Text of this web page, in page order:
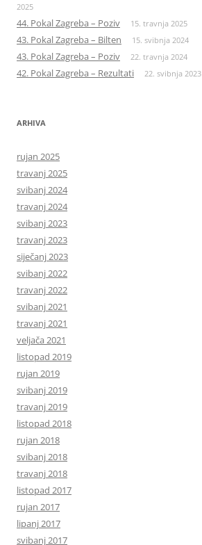
2025
44. Pokal Zagreba – Poziv 15. travnja 2025
43. Pokal Zagreba – Bilten 15. svibnja 2024
43. Pokal Zagreba – Poziv 22. travnja 2024
42. Pokal Zagreba – Rezultati 22. svibnja 2023
ARHIVA
rujan 2025
travanj 2025
svibanj 2024
travanj 2024
svibanj 2023
travanj 2023
siječanj 2023
svibanj 2022
travanj 2022
svibanj 2021
travanj 2021
veljača 2021
listopad 2019
rujan 2019
svibanj 2019
travanj 2019
listopad 2018
rujan 2018
svibanj 2018
travanj 2018
listopad 2017
rujan 2017
lipanj 2017
svibanj 2017